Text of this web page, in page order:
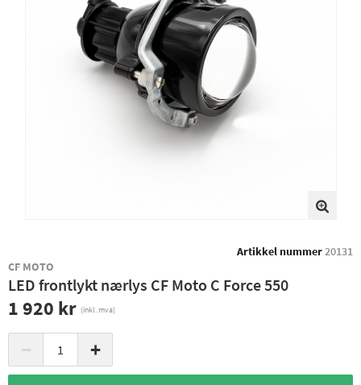
Artikkel nummer20131
CF MOTO
LED frontlykt nærlys CF Moto C Force 550
1 920 kr (inkl. mva)
− +